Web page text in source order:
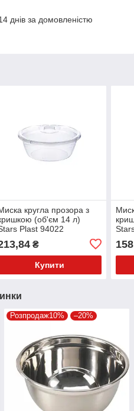
днів за домовленістю
кругла прозора з
(об'єм 14 л)
Plast 94022
₴
Купити
Розпродаж10% –20%